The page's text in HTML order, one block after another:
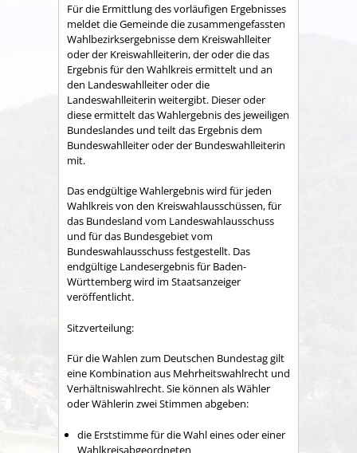
Für die Ermittlung des vorläufigen Ergebnisses
meldet die Gemeinde die zusammengefassten
Wahlbezirksergebnisse dem Kreiswahlleiter
oder der Kreiswahlleiterin, der oder die das
Ergebnis für den Wahlkreis ermittelt und an
den Landeswahlleiter oder die
Landeswahlleiterin weitergibt. Dieser oder
diese ermittelt das Wahlergebnis des jeweiligen
Bundeslandes und teilt das Ergebnis dem
Bundeswahlleiter oder der Bundeswahlleiterin
mit.
Das endgültige Wahlergebnis wird für jeden
Wahlkreis von den Kreiswahlausschüssen, für
das Bundesland vom Landeswahlausschuss
und für das Bundesgebiet vom
Bundeswahlausschuss festgestellt. Das
endgültige Landesergebnis für Baden-
Württemberg wird im Staatsanzeiger
veröffentlicht.
Sitzverteilung:
Für die Wahlen zum Deutschen Bundestag gilt
eine Kombination aus Mehrheitswahlrecht und
Verhältniswahlrecht. Sie können als Wähler
oder Wählerin zwei Stimmen abgeben:
die Erststimme für die Wahl eines oder einer
Wahlkreisabgeordneten